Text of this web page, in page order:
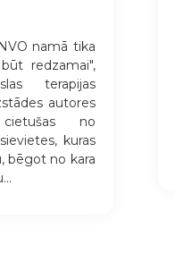
namā tika
redzamai",
terapijas
autores
no
kuras
bēgot no kara